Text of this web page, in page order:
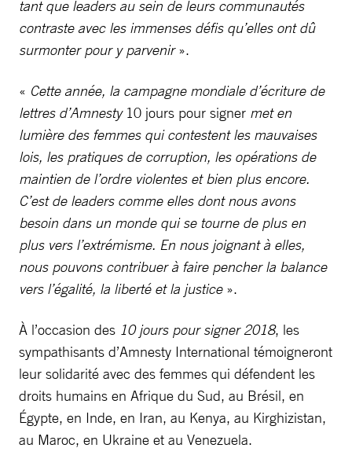
tant que leaders au sein de leurs communautés
contraste avec les immenses défis qu’elles ont dû
surmonter pour y parvenir».
« Cette année, la campagne mondiale d’écriture de
lettres d’Amnesty 10 jours pour signer met en
lumière des femmes qui contestent les mauvaises
lois, les pratiques de corruption, les opérations de
maintien de l’ordre violentes et bien plus encore.
C’est de leaders comme elles dont nous avons
besoin dans un monde qui se tourne de plus en
plus vers l’extrémisme. En nous joignant à elles,
nous pouvons contribuer à faire pencher la balance
vers l’égalité, la liberté et la justice ».
À l’occasion des 10 jours pour signer 2018, les
sympathisants d’Amnesty International témoigneront
leur solidarité avec des femmes qui défendent les
droits humains en Afrique du Sud, au Brésil, en
Égypte, en Inde, en Iran, au Kenya, au Kirghizistan,
au Maroc, en Ukraine et au Venezuela.